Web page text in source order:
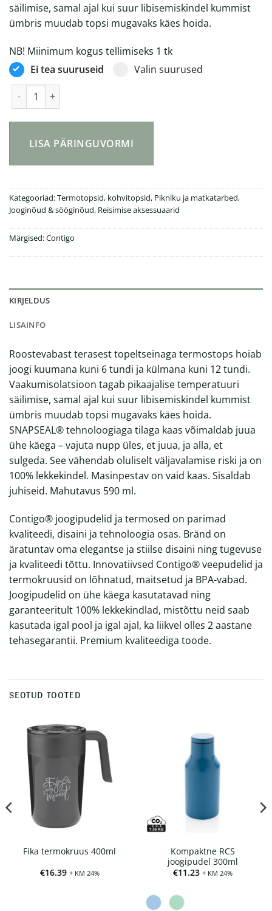
säilimise, samal ajal kui suur libisemiskindel kummist
ümbris muudab topsi mugavaks käes hoida.
NB! Miinimum kogus tellimiseks 1 tk
Ei tea suuruseid
Valin suurused
LISA PÄRINGUVORMI
Kategooriad:Termotopsid, kohvitopsid, Pikniku ja matkatarbed,
Jooginõud & sööginõud, Reisimise aksessuaarid
Märgised:Contigo
KIRJELDUS
LISAINFO
Roostevabast terasest topeltseinaga termostops hoiab
joogi kuumana kuni 6 tundi ja külmana kuni 12 tundi.
Vaakumisolatsioon tagab pikaajalise temperatuuri
säilimise, samal ajal kui suur libisemiskindel kummist
ümbris muudab topsi mugavaks käes hoida.
SNAPSEAL® tehnoloogiaga tilaga kaas võimaldab juua
ühe käega – vajuta nupp üles, et juua, ja alla, et
sulgeda. See vähendab oluliselt väljavalamise riski ja on
100% lekkekindel. Masinpestav on vaid kaas. Sisaldab
juhiseid. Mahutavus 590 ml.
Contigo® joogipudelid ja termosed on parimad
kvaliteedi, disaini ja tehnoloogia osas. Bränd on
äratuntav oma elegantse ja stiilse disaini ning tugevuse
ja kvaliteedi tõttu. Innovatiivsed Contigo® veepudelid ja
termokruusid on lõhnatud, maitsetud ja BPA-vabad.
Joogipudelid on ühe käega kasutatavad ning
garanteeritult 100% lekkekindlad, mistõttu neid saab
kasutada igal pool ja igal ajal, ka liikvel olles 2 aastane
tehasegarantii. Premium kvaliteediga toode.
SEOTUD TOOTED
Fika termokruus 400ml
€16.39 + KM 24%
Kompaktne RCS
joogipudel 300ml
€11.23 + KM 24%